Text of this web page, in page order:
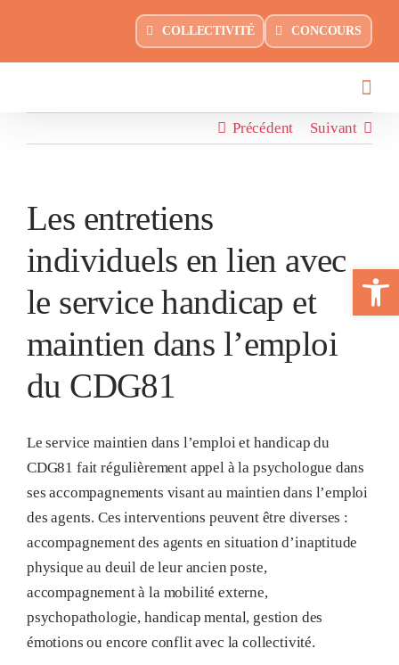
contenu
COLLECTIVITÉ CONCOURS
Précédent Suivant
Les entretiens
individuels en lien avec
le service handicap et
maintien dans l’emploi
du CDG81
Le service maintien dans l’emploi et handicap du
CDG81 fait régulièrement appel à la psychologue dans
ses accompagnements visant au maintien dans l’emploi
des agents. Ces interventions peuvent être diverses :
accompagnement des agents en situation d’inaptitude
physique au deuil de leur ancien poste,
accompagnement à la mobilité externe,
psychopathologie, handicap mental, gestion des
émotions ou encore conflit avec la collectivité.
Ouvrir